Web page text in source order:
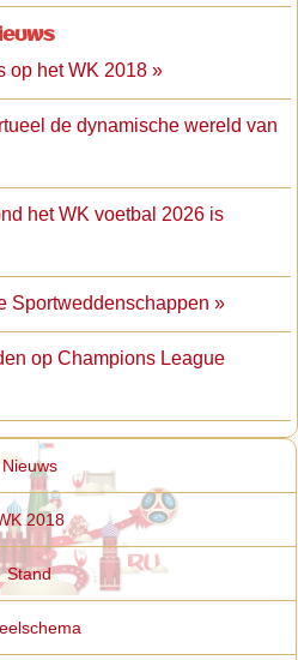
op het WK 2018 »
de dynamische wereld van
het WK voetbal 2026 is
Sportweddenschappen »
op Champions League
Nieuws
2018
Stand